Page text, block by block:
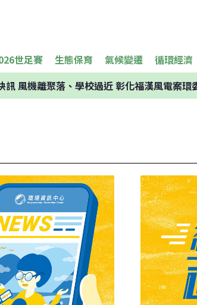
世足賽 生態保育 氣候變遷 循環經濟
訊風機離聚落、學校過近 彰化福漢風電案環